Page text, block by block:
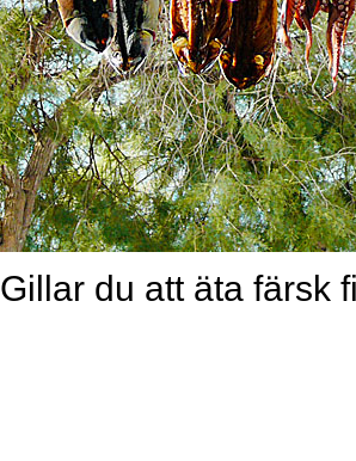
Gillar du att äta färsk